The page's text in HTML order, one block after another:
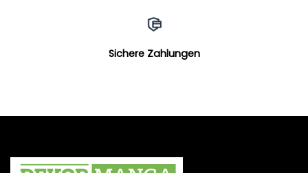
Sichere Zahlungen